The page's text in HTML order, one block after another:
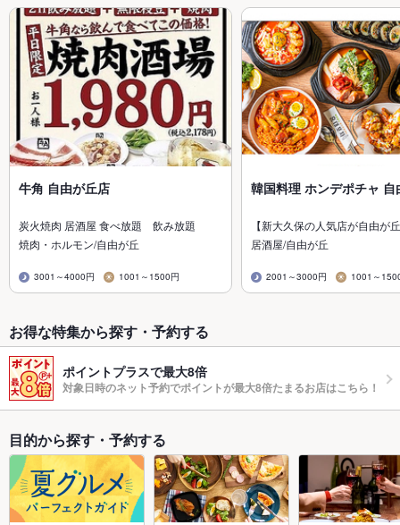
牛角 自由が丘店
炭火焼肉 居酒屋 食べ放題 飲み放題
焼肉・ホルモン/自由が丘
3001～4000円 1001～1500円
韓国料理 ホンデポチャ 自
【新大久保の人気店が自由が
居酒屋/自由が丘
2001～3000円 1001～
お得な特集から探す・予約する
ポイントプラスで最大8倍
対象日時のネット予約でポイントが最大8倍たまるお店はこちら！
目的から探す・予約する